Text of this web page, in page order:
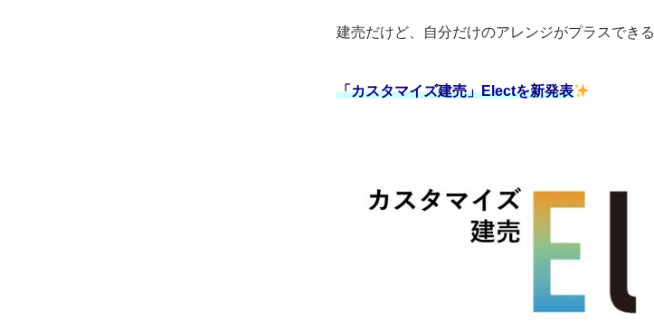
建売だけど、自分だけのアレンジがプラスできる
「カスタマイズ建売」Electを新発表